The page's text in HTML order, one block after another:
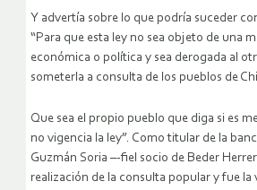
Y advertía sobre lo que podría suceder
“Para que esta ley no sea objeto de una
económica o política y sea derogada al
someterla a consulta de los pueblos de
Que sea el propio pueblo que diga si es
no vigencia la ley”. Como titular de la
Guzmán Soria –-fiel socio de Beder
realización de la consulta popular y fue la